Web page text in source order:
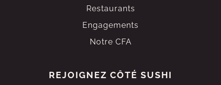
Restaurants
Engagements
Notre CFA
REJOIGNEZ CÔTÉ SUSHI